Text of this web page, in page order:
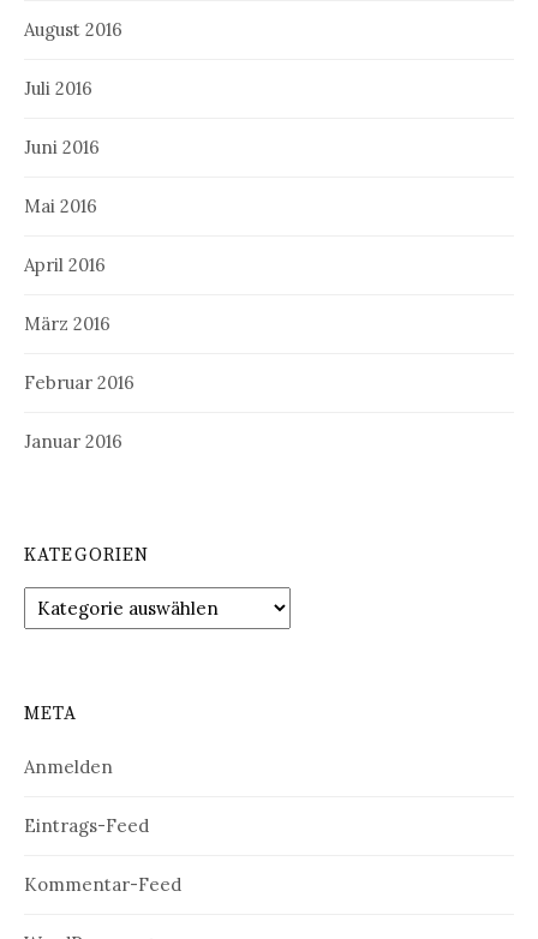
August 2016
Juli 2016
Juni 2016
Mai 2016
April 2016
März 2016
Februar 2016
Januar 2016
KATEGORIEN
Kategorien
META
Anmelden
Eintrags-Feed
Kommentar-Feed